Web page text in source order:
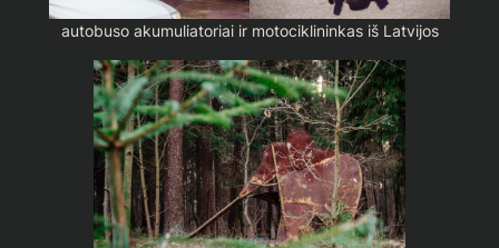
autobuso akumuliatoriai ir motociklininkas iš Latvijos